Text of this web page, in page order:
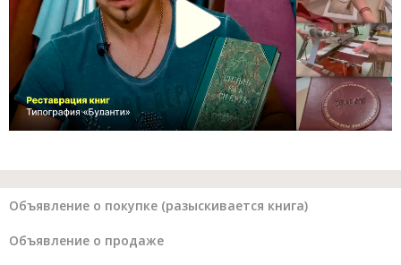
Объявление о покупке (разыскивается книга)
Объявление о продаже